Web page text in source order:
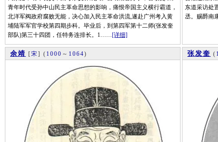
青年时代受孙中山民主革命思想的影响，痛恨帝国主义横行霸道，
北洋军阀政府腐败无能，决心加入民主革命洪流,遂赴广州考入黄
埔陆军军官学校第四期步科。毕业后，到第四军第十二师(张发奎
部队)第三十四团，任特务连排长。1……[详细]
东道采访处
丞。赐爵南
余靖 [宋 ] ( 1000 ～ 1064) 张发奎 (